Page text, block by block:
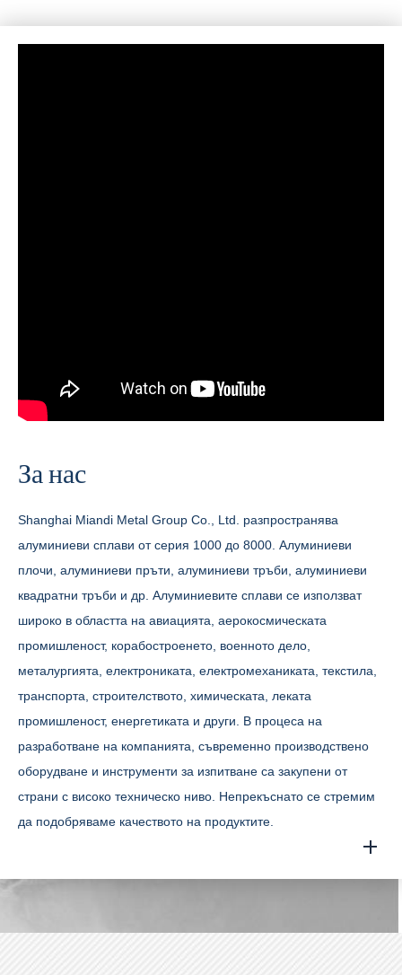
За нас
Shanghai Miandi Metal Group Co., Ltd. разпространява
алуминиеви сплави от серия 1000 до 8000. Алуминиеви
плочи, алуминиеви пръти, алуминиеви тръби, алуминиеви
квадратни тръби и др. Алуминиевите сплави се използват
широко в областта на авиацията, аерокосмическата
промишленост, корабостроенето, военното дело,
металургията, електрониката, електромеханиката, текстила,
транспорта, строителството, химическата, леката
промишленост, енергетиката и други. В процеса на
разработване на компанията, съвременно производствено
оборудване и инструменти за изпитване са закупени от
страни с високо техническо ниво. Непрекъснато се стремим
да подобряваме качеството на продуктите.